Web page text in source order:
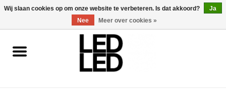
0 Artikelen - €0,00
Home
Wij slaan cookies op om onze website te verbeteren. Is dat akkoord?
Ja
Nee
Meer over cookies »